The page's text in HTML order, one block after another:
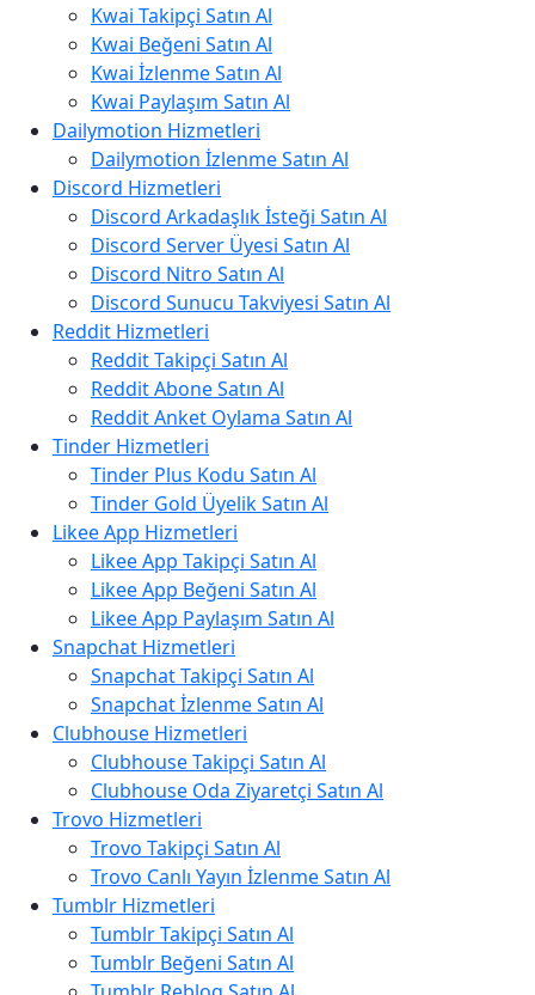
Kwai Takipçi Satın Al
Kwai Beğeni Satın Al
Kwai İzlenme Satın Al
Kwai Paylaşım Satın Al
Dailymotion Hizmetleri
Dailymotion İzlenme Satın Al
Discord Hizmetleri
Discord Arkadaşlık İsteği Satın Al
Discord Server Üyesi Satın Al
Discord Nitro Satın Al
Discord Sunucu Takviyesi Satın Al
Reddit Hizmetleri
Reddit Takipçi Satın Al
Reddit Abone Satın Al
Reddit Anket Oylama Satın Al
Tinder Hizmetleri
Tinder Plus Kodu Satın Al
Tinder Gold Üyelik Satın Al
Likee App Hizmetleri
Likee App Takipçi Satın Al
Likee App Beğeni Satın Al
Likee App Paylaşım Satın Al
Snapchat Hizmetleri
Snapchat Takipçi Satın Al
Snapchat İzlenme Satın Al
Clubhouse Hizmetleri
Clubhouse Takipçi Satın Al
Clubhouse Oda Ziyaretçi Satın Al
Trovo Hizmetleri
Trovo Takipçi Satın Al
Trovo Canlı Yayın İzlenme Satın Al
Tumblr Hizmetleri
Tumblr Takipçi Satın Al
Tumblr Beğeni Satın Al